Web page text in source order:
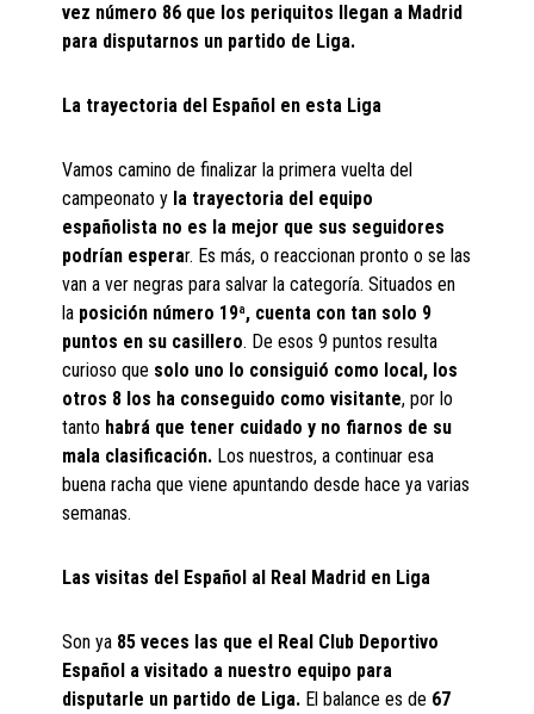
vez número 86 que los periquitos llegan a Madrid
para disputarnos un partido de Liga.
La trayectoria del Español en esta Liga
Vamos camino de finalizar la primera vuelta del
campeonato y la trayectoria del equipo
españolista no es la mejor que sus seguidores
podrían esperar. Es más, o reaccionan pronto o se las
van a ver negras para salvar la categoría. Situados en
la posición número 19ª, cuenta con tan solo 9
puntos en su casillero. De esos 9 puntos resulta
curioso que solo uno lo consiguió como local, los
otros 8 los ha conseguido como visitante, por lo
tanto habrá que tener cuidado y no fiarnos de su
mala clasificación. Los nuestros, a continuar esa
buena racha que viene apuntando desde hace ya varias
semanas.
Las visitas del Español al Real Madrid en Liga
Son ya 85 veces las que el Real Club Deportivo
Español a visitado a nuestro equipo para
disputarle un partido de Liga. El balance es de 67